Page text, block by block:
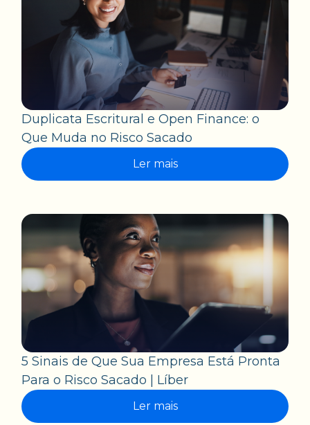
Duplicata Escritural e Open Finance: o
Que Muda no Risco Sacado
Ler mais
5 Sinais de Que Sua Empresa Está Pronta
Para o Risco Sacado | Líber
Ler mais